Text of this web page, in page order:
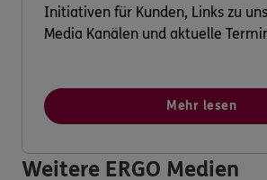
Initiativen für Kunden, Links zu
Media Kanälen und aktuelle
Mehr lesen
Weitere ERGO Medien